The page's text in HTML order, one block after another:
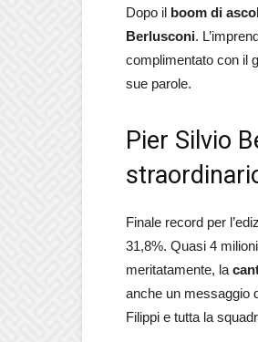
Dopo il boom di
Berlusconi.
complimentato con il
sue parole.
Pier Silvio
Finale record per
31,8%. Quasi 4
meritatamente, la
anche un messaggio
Filippi e tutta la